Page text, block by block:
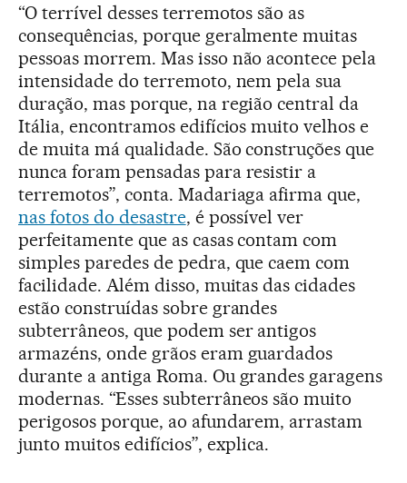
“O terrível desses terremotos são as
consequências, porque geralmente muitas
pessoas morrem. Mas isso não acontece pela
intensidade do terremoto, nem pela sua
duração, mas porque, na região central da
Itália, encontramos edifícios muito velhos e
de muita má qualidade. São construções que
nunca foram pensadas para resistir a
terremotos”, conta. Madariaga afirma que,
nas fotos do desastre, é possível ver
perfeitamente que as casas contam com
simples paredes de pedra, que caem com
facilidade. Além disso, muitas das cidades
estão construídas sobre grandes
subterrâneos, que podem ser antigos
armazéns, onde grãos eram guardados
durante a antiga Roma. Ou grandes garagens
modernas. “Esses subterrâneos são muito
perigosos porque, ao afundarem, arrastam
junto muitos edifícios”, explica.